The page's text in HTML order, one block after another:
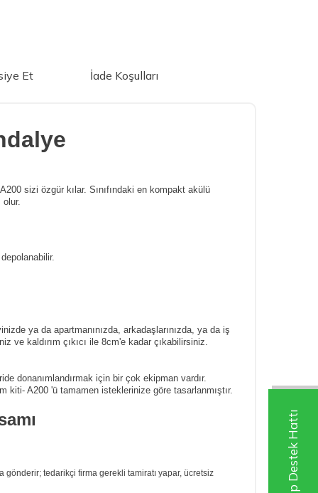
Et İade Koşulları
sizi özgür kılar. Sınıfındaki en kompakt akülü
ya da apartmanınızda, arkadaşlarınızda, ya da iş
kaldırım çıkıcı ile 8cm'e kadar çıkabilirsiniz.
donanımlandırmak için bir çok ekipman vardır.
A200 'ü tamamen isteklerinize göre tasarlanmıştır.
gönderir; tedarikçi firma gerekli tamiratı yapar, ücretsiz